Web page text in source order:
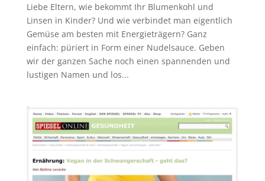
Liebe Eltern, wie bekommt Ihr Blumenkohl und
Linsen in Kinder? Und wie verbindet man eigentlich
Gemüse am besten mit Energieträgern? Ganz
einfach: püriert in Form einer Nudelsauce. Geben
wir der ganzen Sache noch einen spannenden und
lustigen Namen und los...